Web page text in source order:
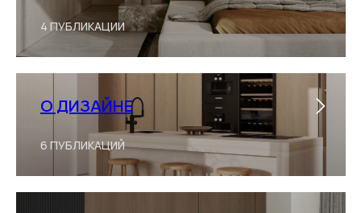
4 ПУБЛИКАЦИИ
О ДИЗАЙНЕ
6 ПУБЛИКАЦИЙ